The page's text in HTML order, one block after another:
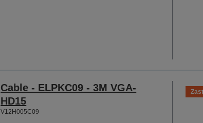
Cable - ELPKC09 - 3M VGA-
HD15
V12H005C09